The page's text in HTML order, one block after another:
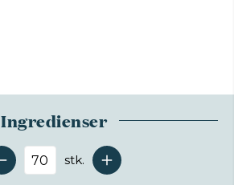
Ingredienser
Antal serveringer
stk.